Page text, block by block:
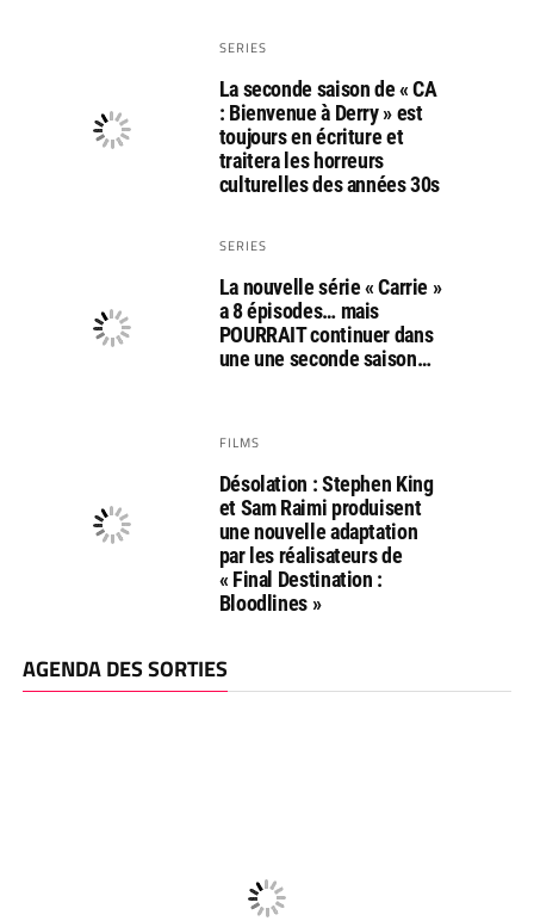
SERIES
La seconde saison de « CA
: Bienvenue à Derry » est
toujours en écriture et
traitera les horreurs
culturelles des années 30s
SERIES
La nouvelle série « Carrie »
a 8 épisodes… mais
POURRAIT continuer dans
une une seconde saison…
FILMS
Désolation : Stephen King
et Sam Raimi produisent
une nouvelle adaptation
par les réalisateurs de
« Final Destination :
Bloodlines »
AGENDA DES SORTIES